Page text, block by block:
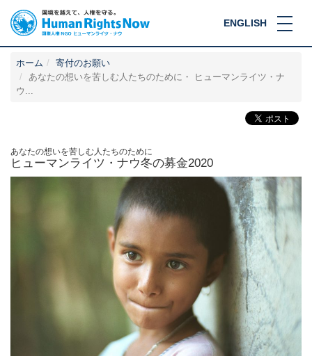
ENGLISH
ホーム
寄付のお願い
あなたの想いを苦しむ人たちのために・ ヒューマンライツ・ナ
ウ...
あなたの想いを苦しむ人たちのために
ヒューマンライツ・ナウ冬の募金2020